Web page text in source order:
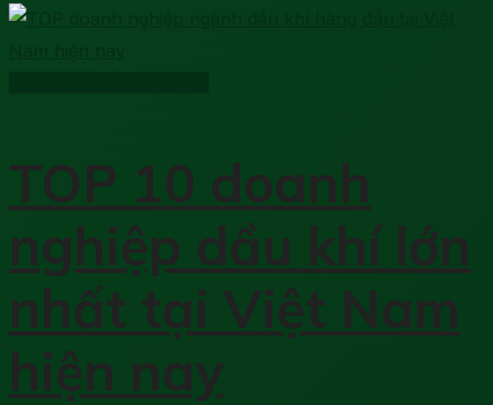
TOP 10 doanh
nghiệp dầu khí lớn
nhất tại Việt Nam
hiện nay